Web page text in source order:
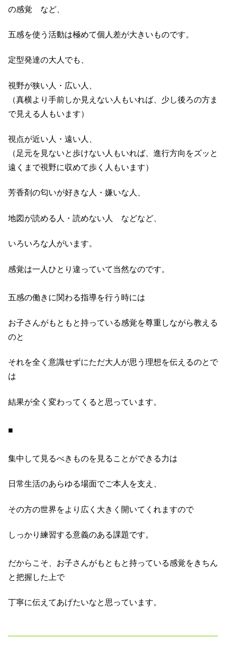
の感覚 など、
五感を使う活動は極めて個人差が大きいものです。
定型発達の大人でも、
視野が狭い人・広い人、
（真横より手前しか見えない人もいれば、少し後ろの方ま
で見える人もいます）
視点が近い人・遠い人、
（足元を見ないと歩けない人もいれば、進行方向をズッと
遠くまで視野に収めて歩く人もいます）
芳香剤の匂いが好きな人・嫌いな人、
地図が読める人・読めない人 などなど、
いろいろな人がいます。
感覚は一人ひとり違っていて当然なのです。
五感の働きに関わる指導を行う時には
お子さんがもともと持っている感覚を尊重しながら教える
のと
それを全く意識せずにただ大人が思う理想を伝えるのとで
は
結果が全く変わってくると思っています。
■
集中して見るべきものを見ることができる力は
日常生活のあらゆる場面でご本人を支え、
その方の世界をより広く大きく開いてくれますので
しっかり練習する意義のある課題です。
だからこそ、お子さんがもともと持っている感覚をきちん
と把握した上で
丁寧に伝えてあげたいなと思っています。